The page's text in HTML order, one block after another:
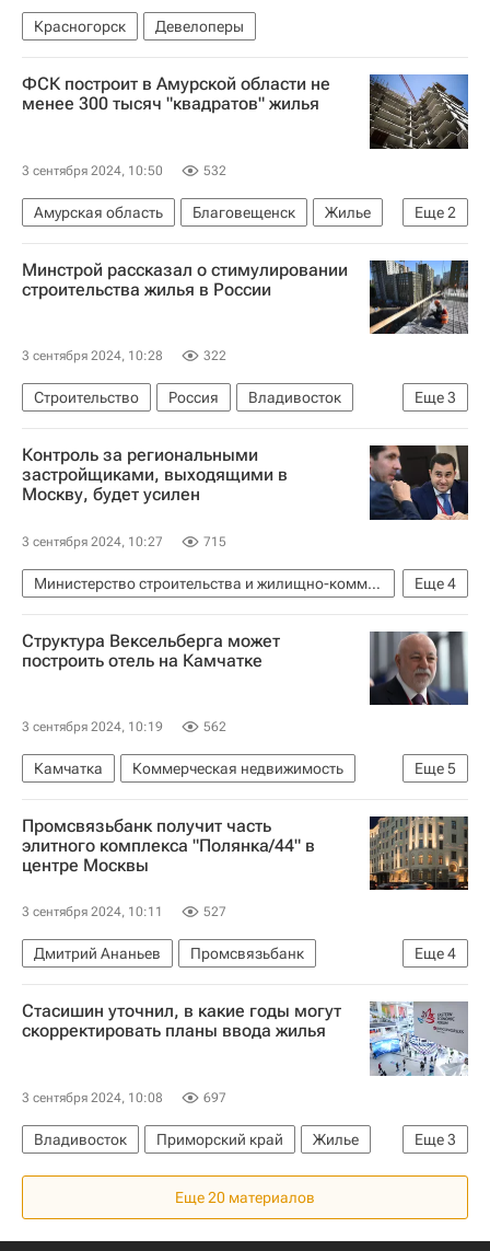
ВЭФ — 2024 (Восточный экономический форум)
Владивосток
Приморский край
Красногорск Девелоперы
ФСК построит в Амурской области не
менее 300 тысяч "квадратов" жилья
3 сентября 2024, 10:50 532
Еще2
Амурская область Благовещенск
Жилье
Девелоперы
Строительство
Минстрой рассказал о стимулировании
строительства жилья в России
3 сентября 2024, 10:28 322
Еще3
Строительство Россия
Владивосток
Никита Стасишин
Министерство строительства и жилищно-коммунального хозяйства РФ (Минстрой России)
ВЭФ — 2024 (Восточный экономический форум)
Контроль за региональными
застройщиками, выходящими в
Москву, будет усилен
3 сентября 2024, 10:27 715
Еще4
Министерство строительства и жилищно-коммунального хозяйства РФ (Минстрой России)
Москва
ВЭФ — 2024 (Восточный экономический форум)
Структура Вексельберга может
построить отель на Камчатке
3 сентября 2024, 10:19 562
Еще5
Камчатка
Коммерческая недвижимость
Камчатский край
Виктор Вексельберг
Ренова
Отели Гостиницы
Промсвязьбанк получит часть
элитного комплекса "Полянка/44" в
центре Москвы
3 сентября 2024, 10:11 527
Еще4
Дмитрий Ананьев
Промсвязьбанк
Элитное жилье
Москва Жилье Россия
Стасишин уточнил, в какие годы могут
скорректировать планы ввода жилья
3 сентября 2024, 10:08 697
Еще3
Владивосток Приморский край
Жилье
Никита Стасишин
ВЭФ — 2024 (Восточный экономический форум)
Еще 20 материалов